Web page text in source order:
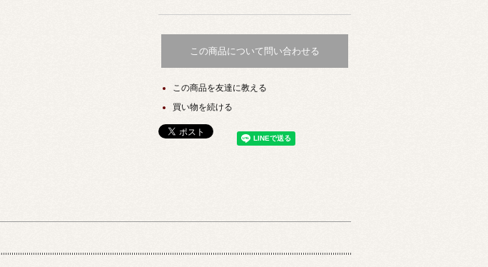
この商品について問い合わせる
この商品を友達に教える
買い物を続ける